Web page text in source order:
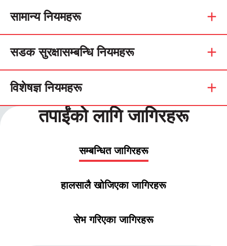
सामान्य नियमहरू
सडक सुरक्षासम्बन्धि नियमहरू
विशेषज्ञ नियमहरू
तपाईंको लागि जागिरहरू
सम्बन्धित जागिरहरू
हालसालै खोजिएका जागिरहरू
सेभ गरिएका जागिरहरू